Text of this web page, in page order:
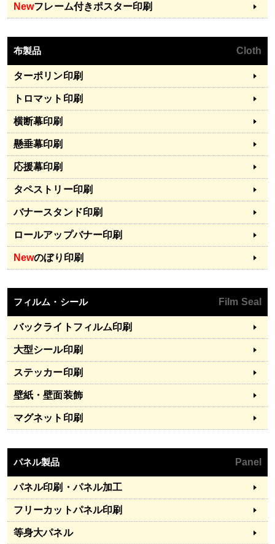
Newフレーム付きポスター印刷
布製品 Cloth
ターポリン印刷
トロマット印刷
横断幕印刷
懸垂幕印刷
応援幕印刷
タペストリー印刷
バナースタンド印刷
ロールアップバナー印刷
Newのぼり印刷
フィルム・シール Film Seal
バックライトフィルム印刷
大型シール印刷
ステッカー印刷
壁紙・壁面装飾
マグネット印刷
パネル製品 Panel
パネル印刷・パネル加工
フリーカットパネル印刷
等身大パネル